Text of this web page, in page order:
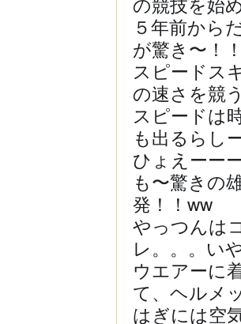
５年前から
が驚き〜！
スピードス
の速さを競
スピードは
も出るらし
ひょえーー
も〜驚きの
発！！ww
やっつんは
レ。。。い
ウエアーに
て、ヘルメ
はぎには空